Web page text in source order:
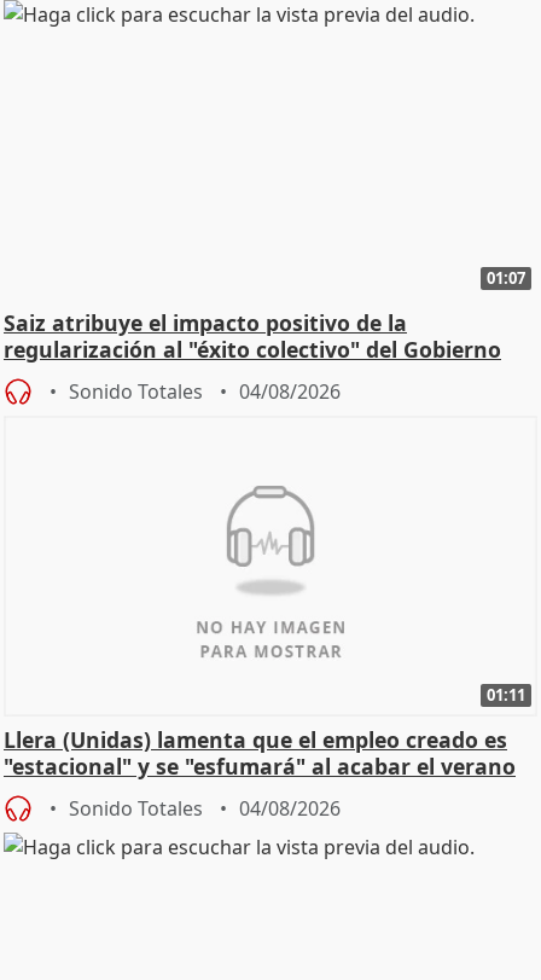
01:07
Saiz atribuye el impacto positivo de la
regularización al "éxito colectivo" del Gobierno
Sonido Totales 04/08/2026
01:11
Llera (Unidas) lamenta que el empleo creado es
"estacional" y se "esfumará" al acabar el verano
Sonido Totales 04/08/2026